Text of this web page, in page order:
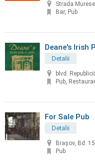
Strada
Bar, Pub
Deane's Irish
Detalii
blvd.
Pub,
For Sale Pub
Detalii
Braşov, Bd.
Pub